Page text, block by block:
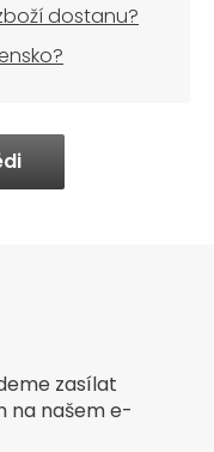
dostanu?
zasílat
na našem e-